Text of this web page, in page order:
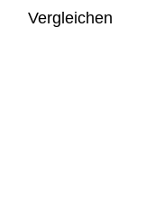
Vergleichen